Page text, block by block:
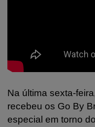
Na última sexta-
recebeu os Go By
especial em torno